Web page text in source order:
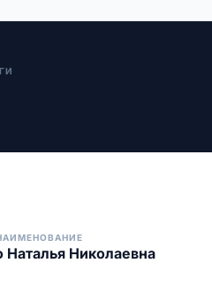
Наталья Николаевна